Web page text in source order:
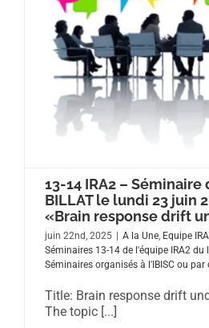
13-14 IRA2 –
BILLAT le lundi 23 juin
«Brain response drift
juin 22nd, 2025 A la Une, Equipe
Séminaires 13-14 de l'équipe IRA2 du
Séminaires organisés à l'IBISC ou par
Title: Brain response drift
The topic [...]